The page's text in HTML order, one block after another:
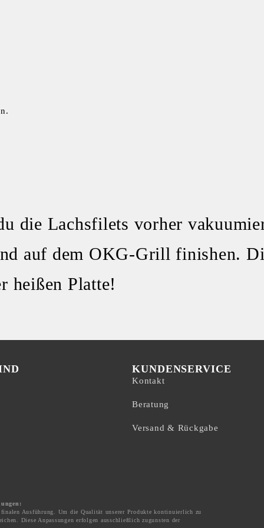
die Lachsfilets vorher
auf dem OKG-Grill finishen.
heißen Platte!
KUNDENSERVICE
Kontakt
Beratung
Versand & Rückgabe
Ausführung. Um die Qualität unserer Produkte kontinuierlich zu
Diese Anpassungen erfolgen ausschließlich zugunsten der